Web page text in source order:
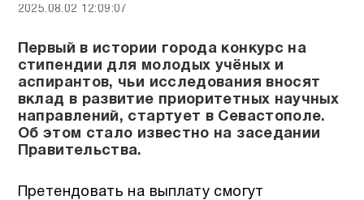
2025.08.02 12:09:07
Первый в истории города конкурс на
стипендии для молодых учёных и
аспирантов, чьи исследования вносят
вклад в развитие приоритетных научных
направлений, стартует в Севастополе.
Об этом стало известно на заседании
Правительства.
Претендовать на выплату смогут